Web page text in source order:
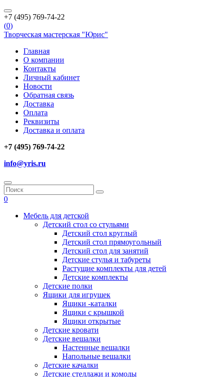
+7 (495) 769-74-22
(0)
Творческая мастерская "Юрис"
Главная
О компании
Контакты
Личный кабинет
Новости
Обратная связь
Доставка
Оплата
Реквизиты
Доставка и оплата
+7 (495) 769-74-22
info@yris.ru
0
Мебель для детской
Детский стол со стульями
Детский стол круглый
Детский стол прямоугольный
Детский стол для занятий
Детские стулья и табуреты
Растущие комплекты для детей
Детские комплекты
Детские полки
Ящики для игрушек
Ящики -каталки
Ящики с крышкой
Ящики открытые
Детские кровати
Детские вешалки
Настенные вешалки
Напольные вешалки
Детские качалки
Детские стеллажи и комоды